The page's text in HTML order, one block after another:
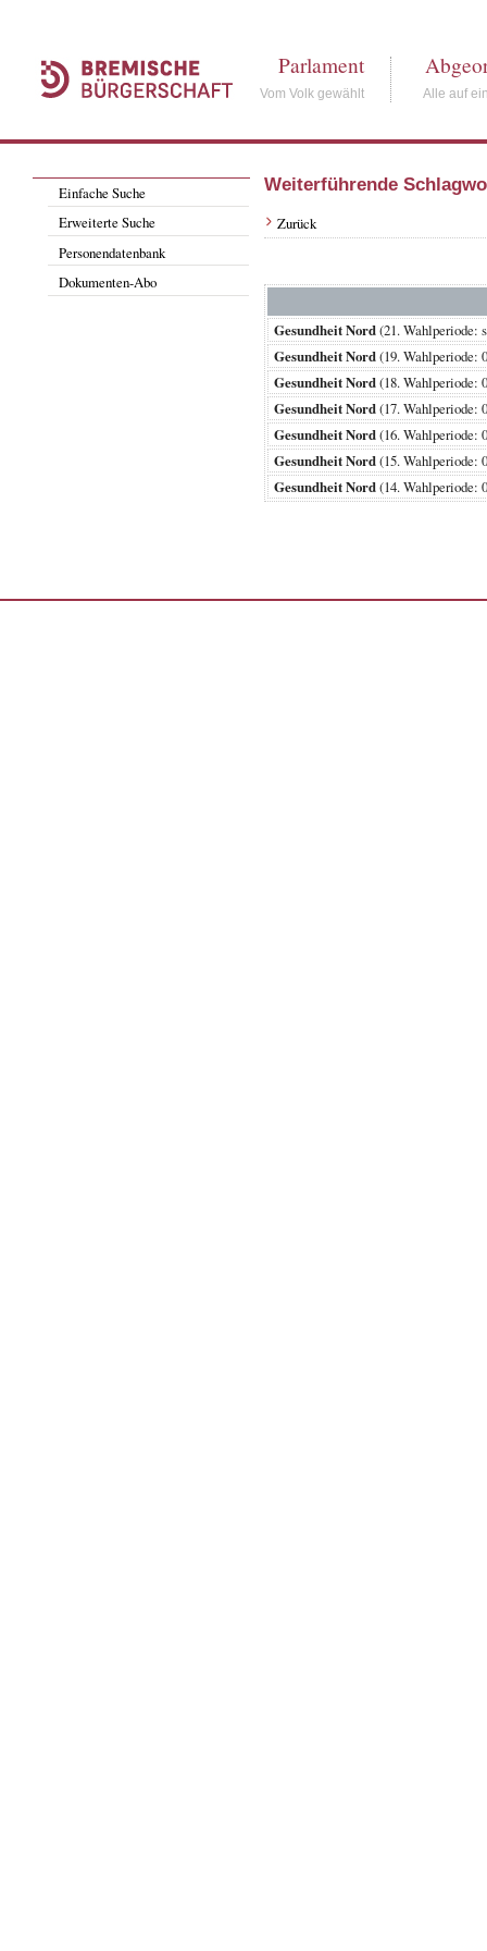
Parlament
Vom Volk gewählt Alle auf
Einfache Suche
Erweiterte Suche
Personendatenbank
Dokumenten-Abo
Weiterführende
Zurück
Gesundheit Nord(21.
Gesundheit Nord(19.
Gesundheit Nord(18.
Gesundheit Nord(17.
Gesundheit Nord(16.
Gesundheit Nord(15.
Gesundheit Nord(14.